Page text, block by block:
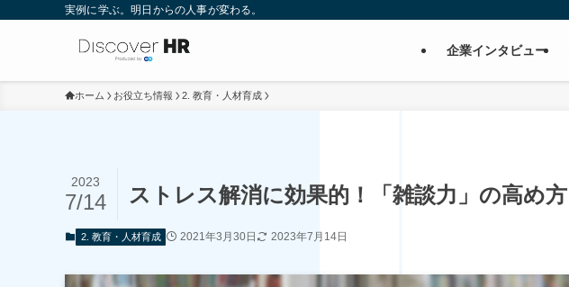
実例に学ぶ。明日からの人事が変わる。
企業インタビュー
ホーム お役立ち情報 2. 教育・人材育成
ストレス解消に効果的！「雑談力」の高め方
2023
7/14
2. 教育・人材育成 2021年3月30日 2023年7月14日